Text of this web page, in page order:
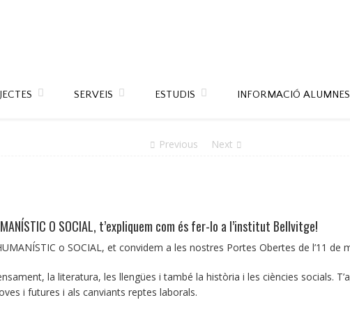
SERVEIS ESTUDIS INFORMACIÓ ALUMNES
Previous Next
O SOCIAL, t’expliquem com és fer-lo a l’institut Bellvitge!
o SOCIAL, et convidem a les nostres Portes Obertes de l’11 de
la literatura, les llengües i també la història i les ciències socials.
i futures i als canviants reptes laborals.